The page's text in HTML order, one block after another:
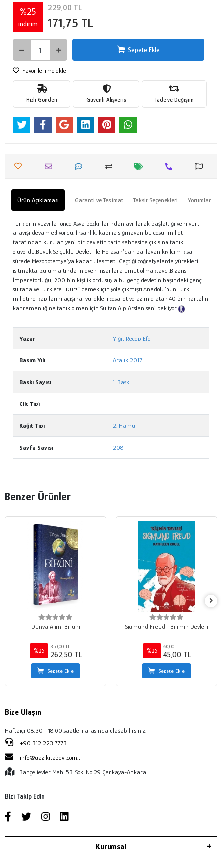
%25
indirim
229,00 TL
171,75 TL
Sepete Ekle
Favorilerime ekle
Hızlı Gönderi Güvenli Alışveriş İade ve Değişim
Ürün Açıklaması Garanti ve Teslimat Taksit Seçenekleri Yorumlar
Türklerin yüzyıllar önce Asya bozkırlarından ayrılarak başlattığı yeni yurt
arayışı devam ediyordu. İnsanlık, kabına sığmayan bu cesur millet
tarafından kurulan yeni bir devletin tarih sahnesine çıkışına tanık
oluyordu.Büyük Selçuklu Devleti ile Horasan’dan parlayan kıvılcım kısa
sürede Mezopotamya’ya kadar ulaşmıştı. Geçtiği coğrafyalarda yürekleri
ısıtmakta, zulüm altında inleyen insanlara umut olmaktaydı.Bizans
İmparatorluğu, 200 bin kişilik ordusuyla bu genç devletin başındaki genç
sultana ve Türklere "Dur!” demek için yola çıkmıştı.Anadolu’nun Türk
milletine kapılarını açışına, yürekleri cesaret ve azimle atan 40 bin kartalın
kahramanlığına tanık olman için Sultan Alp Arslan seni bekliyor.
Yazar Yiğit Recep Efe
Basım Yılı Aralık 2017
Baskı Sayısı 1. Baskı
Cilt Tipi
Kağıt Tipi 2. Hamur
Sayfa Sayısı 208
Benzer Ürünler
Dünya Alimi Biruni
%25
350,00 TL
262,50 TL
Sepete Ekle
Sigmund Freud - Bilimin Devleri
%25
60,00 TL
45,00 TL
Sepete Ekle
Bize Ulaşın
Haftaiçi 08:30 - 18:00 saatleri arasında ulaşabilirsiniz.
+90 312 223 7773
info@gazikitabevi.com.tr
Bahçelievler Mah. 53. Sok. No:29 Çankaya-Ankara
Bizi Takip Edin
Kurumsal